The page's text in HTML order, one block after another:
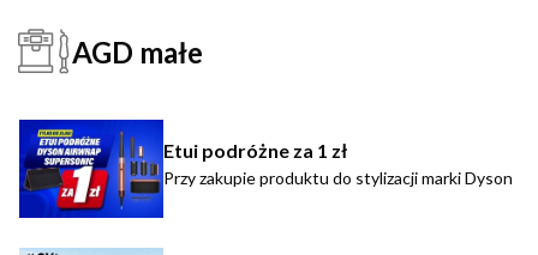
AGD małe
Etui podróżne za 1 zł
Przy zakupie produktu do stylizacji marki Dyson